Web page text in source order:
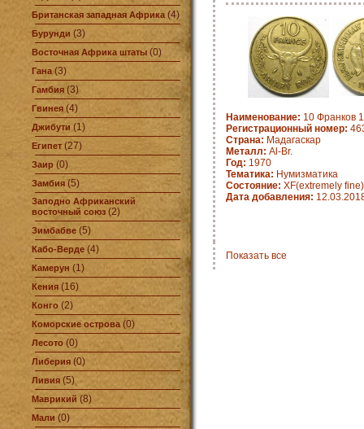
Британская западная Африка (4)
Бурунди (3)
Восточная Африка штаты (0)
Гана(3)
Гамбия (3)
Гвинея (4)
Джибути (1)
Египет (27)
Заир (0)
Замбия (5)
Заподно Африканский
восточный союз (2)
Зимбабве (5)
Кабо-Верде (4)
Камерун (1)
Кения (16)
Конго (2)
Коморские острова(0)
Лесото (0)
Либерия (0)
Ливия (5)
Маврикий (8)
Мали (0)
Наименование: 10 Франков
Регистрационный номер:
Страна: Мадагаскар
Металл: Al-Br.
Год: 1970
Тематика: Нумизматика
Состояние: XF(extremely fine)
Дата добавления:
Показать все